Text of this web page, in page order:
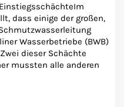
dass einige der großen,
Wasserbetriebe (BWB)
dieser Schächte
mussten alle anderen